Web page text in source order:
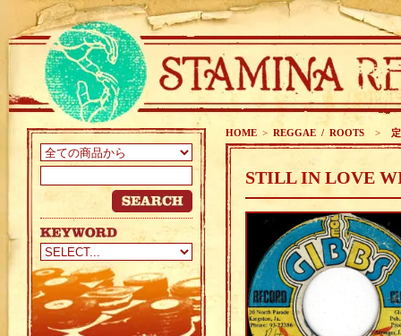
HOME > REGGAE / ROOTS >
STILL IN LOVE